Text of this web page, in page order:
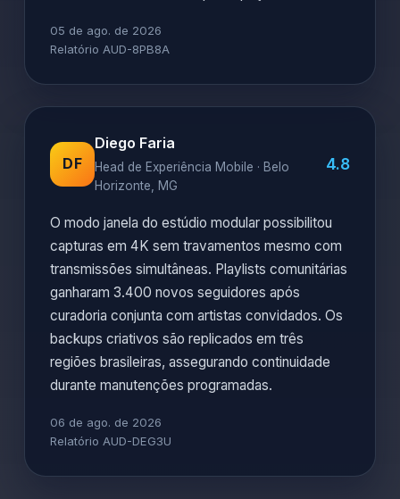
05 de ago. de 2026
Relatório AUD-8PB8A
DF
Diego Faria
Head de Experiência Mobile · Belo
Horizonte, MG
4.8
O modo janela do estúdio modular possibilitou
capturas em 4K sem travamentos mesmo com
transmissões simultâneas. Playlists comunitárias
ganharam 3.400 novos seguidores após
curadoria conjunta com artistas convidados. Os
backups criativos são replicados em três
regiões brasileiras, assegurando continuidade
durante manutenções programadas.
06 de ago. de 2026
Relatório AUD-DEG3U